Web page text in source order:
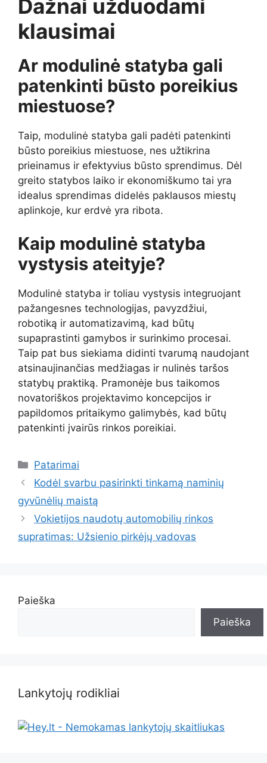
Dažnai užduodami
klausimai
Ar modulinė statyba gali
patenkinti būsto poreikius
miestuose?
Taip, modulinė statyba gali padėti patenkinti
būsto poreikius miestuose, nes užtikrina
prieinamus ir efektyvius būsto sprendimus. Dėl
greito statybos laiko ir ekonomiškumo tai yra
idealus sprendimas didelės paklausos miestų
aplinkoje, kur erdvė yra ribota.
Kaip modulinė statyba
vystysis ateityje?
Modulinė statyba ir toliau vystysis integruojant
pažangesnes technologijas, pavyzdžiui,
robotiką ir automatizavimą, kad būtų
supaprastinti gamybos ir surinkimo procesai.
Taip pat bus siekiama didinti tvarumą naudojant
atsinaujinančias medžiagas ir nulinės taršos
statybų praktiką. Pramonėje bus taikomos
novatoriškos projektavimo koncepcijos ir
papildomos pritaikymo galimybės, kad būtų
patenkinti įvairūs rinkos poreikiai.
Kategorijos
Patarimai
Kodėl svarbu pasirinkti tinkamą naminių
gyvūnėlių maistą
Vokietijos naudotų automobilių rinkos
supratimas: Užsienio pirkėjų vadovas
Paieška
Paieška
Lankytojų rodikliai